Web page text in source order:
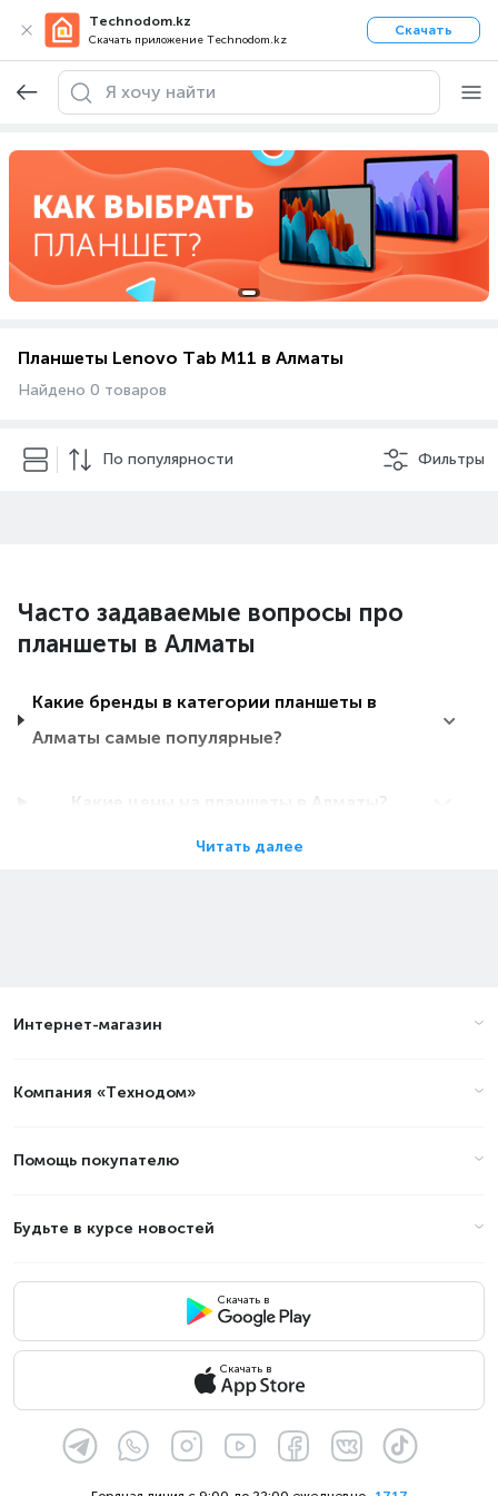
Technodom.kz
Скачать приложение Technodom.kz
Скачать
Планшеты Lenovo Tab M11 в Алматы
Найдено 0 товаров
По популярности Фильтры
Часто задаваемые вопросы про
планшеты в Алматы
Какие бренды в категории планшеты в
Алматы самые популярные?
Какие цены на планшеты в Алматы?
Цены на планшеты Lenovo Tab
Август 2026)
Товар
Читать далее
Интернет-магазин
Компания «Технодом»
Помощь покупателю
Будьте в курсе новостей
Скачать в
Скачать в